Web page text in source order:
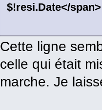
$!resi.Date</span>
Cette ligne
celle qui était
marche. Je